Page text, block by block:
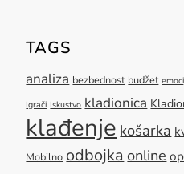
TAGS
analiza bezbednost budžet
Igrači Iskustvo kladionica
klađenje košarka
Mobilno odbojka online